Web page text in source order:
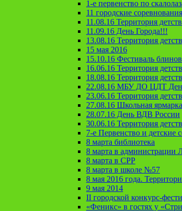
1-е первенство по
11 городские
11.08.16 Территория
11.09.16 День Города!!!
13.08.16 Территория
15 мая 2016
15.10.16 Фестиваль блинов
16.06.16 Территория
18.08.16 Территория
22.08.16 МБУ ДО ЦДТ
23.06.16 Территория
27.08.16 Школьная ярмарка
28.07.16 День ВДВ России
30.06.16 Территория
7-е Первенство и
8 марта библиотека
8 марта в администрации
8 марта в СРР
8 марта в школе №57
8 мая 2016 года.
9 мая 2014
II городской конкурс-
«Феникс» в гостях у